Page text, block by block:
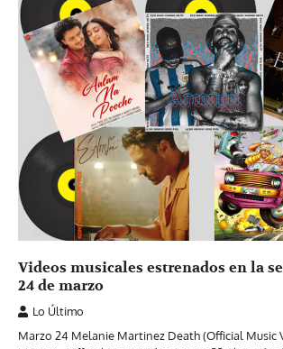
Videos musicales estrenados en la
24 de marzo
Lo Último
Marzo 24 Melanie Martinez Death (Official Music